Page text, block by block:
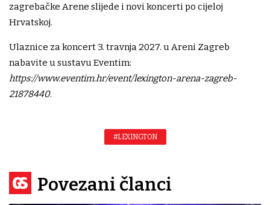
zagrebačke Arene slijede i novi koncerti po cijeloj
Hrvatskoj.
Ulaznice za koncert 3. travnja 2027. u Areni Zagreb
nabavite u sustavu Eventim:
https://www.eventim.hr/event/lexington-arena-zagreb-
21878440.
#LEXINGTON
Povezani članci